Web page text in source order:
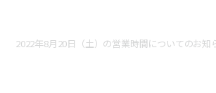
2022年8月20日（土）の営業時間についてのお知